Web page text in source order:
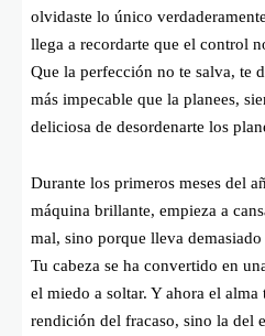
olvidaste lo único
llega a recordarte que el control
Que la perfección no te salva, te
más impecable que la planees,
deliciosa de desordenarte los
Durante los primeros meses del
máquina brillante, empieza a
mal, sino porque lleva
Tu cabeza se ha convertido en
el miedo a soltar. Y ahora el
rendición del fracaso, sino la del